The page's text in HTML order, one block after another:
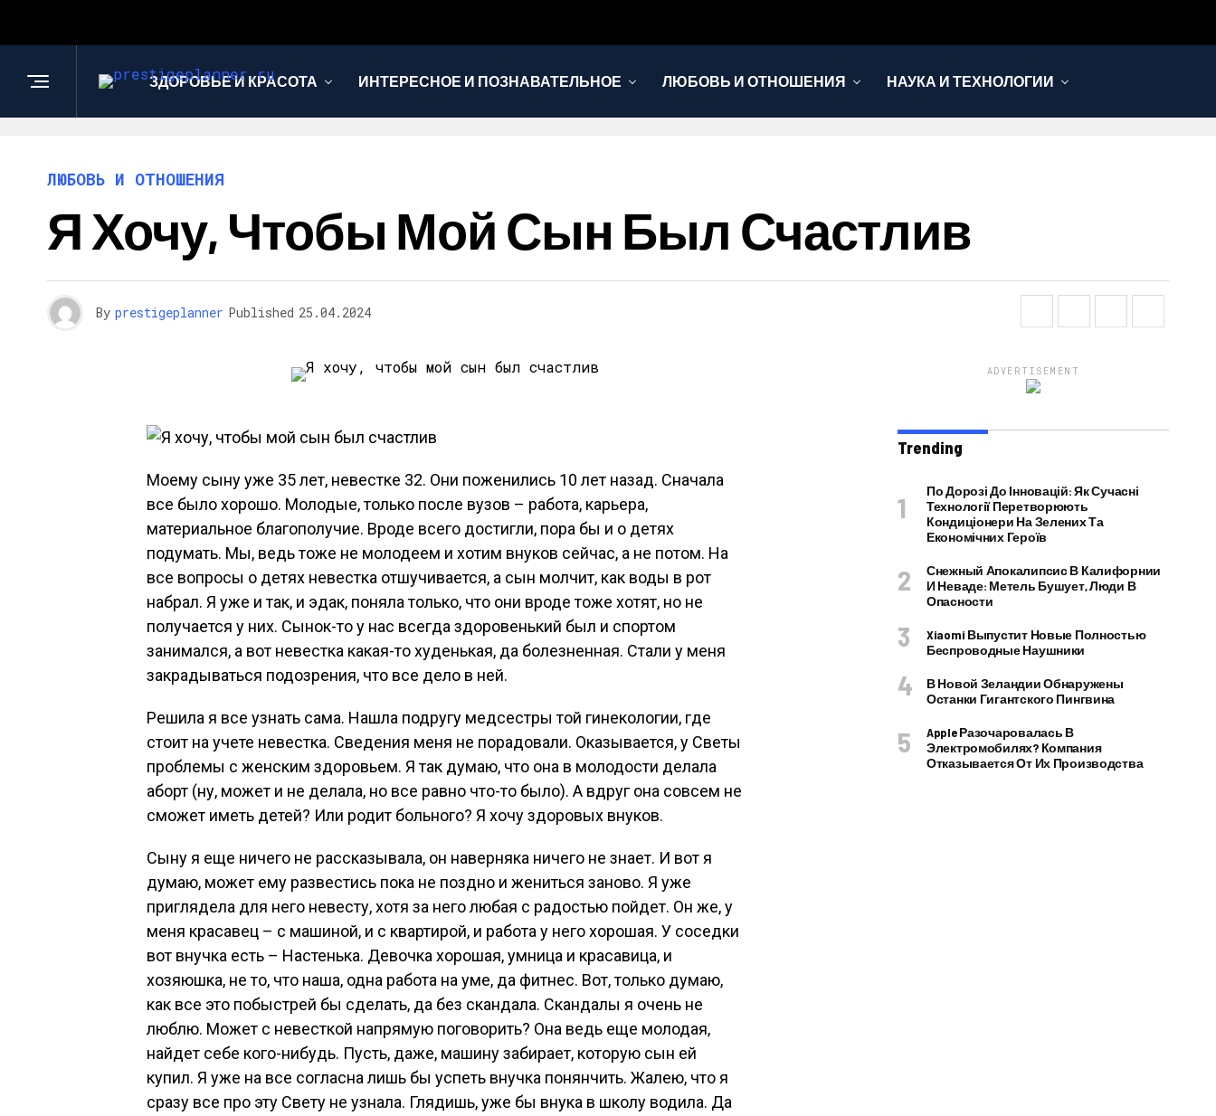
ЗДОРОВЬЕ И КРАСОТА ИНТЕРЕСНОЕ И ПОЗНАВАТЕЛЬНОЕ ЛЮБОВЬ И ОТНОШЕНИЯ НАУКА И ТЕХНОЛОГИИ
ЛЮБОВЬ И ОТНОШЕНИЯ
Я Хочу, Чтобы Мой Сын Был Счастлив
By prestigeplanner Published 25.04.2024
Моему сыну уже 35 лет, невестке 32. Они поженились 10 лет назад. Сначала
все было хорошо. Молодые, только после вузов – работа, карьера,
материальное благополучие. Вроде всего достигли, пора бы и о детях
подумать. Мы, ведь тоже не молодеем и хотим внуков сейчас, а не потом. На
все вопросы о детях невестка отшучивается, а сын молчит, как воды в рот
набрал. Я уже и так, и эдак, поняла только, что они вроде тоже хотят, но не
получается у них. Сынок-то у нас всегда здоровенький был и спортом
занимался, а вот невестка какая-то худенькая, да болезненная. Стали у меня
закрадываться подозрения, что все дело в ней.
Решила я все узнать сама. Нашла подругу медсестры той гинекологии, где
стоит на учете невестка. Сведения меня не порадовали. Оказывается, у Светы
проблемы с женским здоровьем. Я так думаю, что она в молодости делала
аборт (ну, может и не делала, но все равно что-то было). А вдруг она совсем не
сможет иметь детей? Или родит больного? Я хочу здоровых внуков.
Сыну я еще ничего не рассказывала, он наверняка ничего не знает. И вот я
думаю, может ему развестись пока не поздно и жениться заново. Я уже
приглядела для него невесту, хотя за него любая с радостью пойдет. Он же, у
меня красавец – с машиной, и с квартирой, и работа у него хорошая. У соседки
вот внучка есть – Настенька. Девочка хорошая, умница и красавица, и
хозяюшка, не то, что наша, одна работа на уме, да фитнес. Вот, только думаю,
как все это побыстрей бы сделать, да без скандала. Скандалы я очень не
люблю. Может с невесткой напрямую поговорить? Она ведь еще молодая,
найдет себе кого-нибудь. Пусть, даже, машину забирает, которую сын ей
купил. Я уже на все согласна лишь бы успеть внучка понянчить. Жалею, что я
сразу все про эту Свету не узнала. Глядишь, уже бы внука в школу водила. Да
ADVERTISEMENT
Trending
По Дорозі До Інновацій: Як Сучасні
Технології Перетворюють
Кондиціонери На Зелених Та
Економічних Героїв
Снежный Апокалипсис В Калифорнии
И Неваде: Метель Бушует, Люди В
Опасности
Xiaomi Выпустит Новые Полностью
Беспроводные Наушники
В Новой Зеландии Обнаружены
Останки Гигантского Пингвина
Apple Разочаровалась В
Электромобилях? Компания
Отказывается От Их Производства